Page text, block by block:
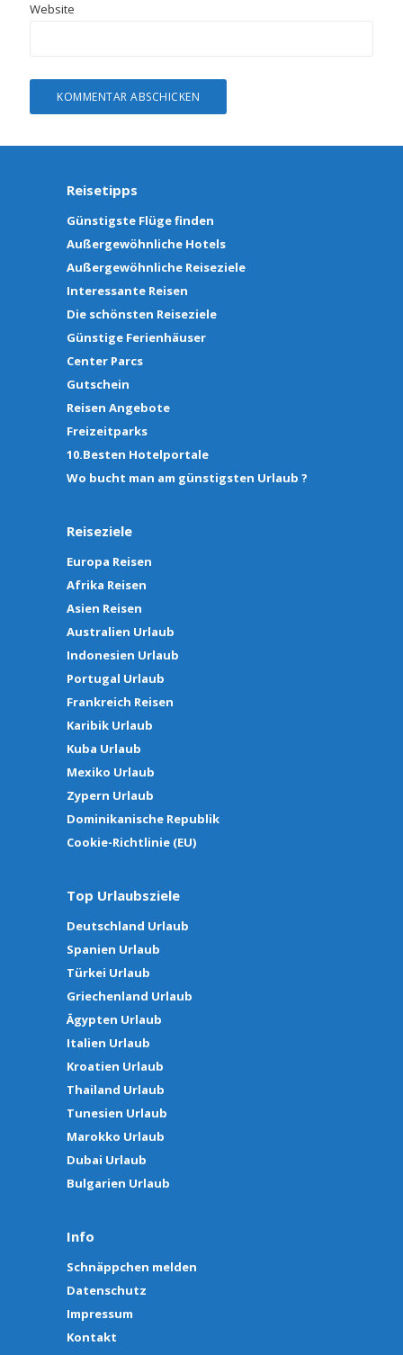
Website
Reisetipps
Günstigste Flüge finden
Außergewöhnliche Hotels
Außergewöhnliche Reiseziele
Interessante Reisen
Die schönsten Reiseziele
Günstige Ferienhäuser
Center Parcs
Gutschein
Reisen Angebote
Freizeitparks
10.Besten Hotelportale
Wo bucht man am günstigsten Urlaub ?
Reiseziele
Europa Reisen
Afrika Reisen
Asien Reisen
Australien Urlaub
Indonesien Urlaub
Portugal Urlaub
Frankreich Reisen
Karibik Urlaub
Kuba Urlaub
Mexiko Urlaub
Zypern Urlaub
Dominikanische Republik
Cookie-Richtlinie (EU)
Top Urlaubsziele
Deutschland Urlaub
Spanien Urlaub
Türkei Urlaub
Griechenland Urlaub
Ägypten Urlaub
Italien Urlaub
Kroatien Urlaub
Thailand Urlaub
Tunesien Urlaub
Marokko Urlaub
Dubai Urlaub
Bulgarien Urlaub
Info
Schnäppchen melden
Datenschutz
Impressum
Kontakt